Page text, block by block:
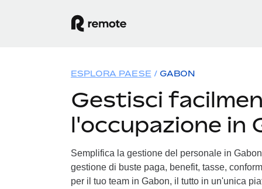
ESPLORA PAESE GABON
Gestisci
l'occupazione in
Semplifica la gestione del personale in
gestione di buste paga, benefit, tasse,
per il tuo team in Gabon, il tutto in un'unica